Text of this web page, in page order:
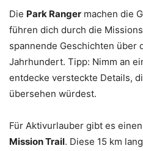
Die Park Ranger machen die
führen dich durch die
spannende Geschichten über
Jahrhundert. Tipp: Nimm an
entdecke versteckte Details,
übersehen würdest.
Für Aktivurlauber gibt es
Mission Trail. Diese 15 km